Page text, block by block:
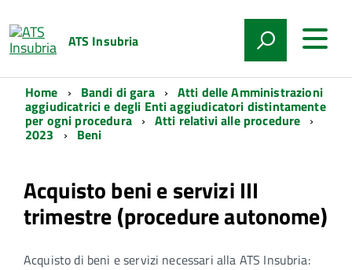
ATS Insubria
Home Bandi di gara Atti delle Amministrazioni
aggiudicatrici e degli Enti aggiudicatori distintamente
per ogni procedura Atti relativi alle procedure
2023 Beni
Acquisto beni e servizi III
trimestre (procedure autonome)
Acquisto di beni e servizi necessari alla ATS Insubria: